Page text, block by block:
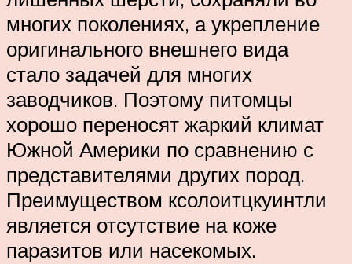
многих поколениях, а укрепление
оригинального внешнего вида
стало задачей для многих
заводчиков. Поэтому питомцы
хорошо переносят жаркий климат
Южной Америки по сравнению с
представителями других пород.
Преимуществом ксолоитцкуинтли
является отсутствие на коже
паразитов или насекомых.